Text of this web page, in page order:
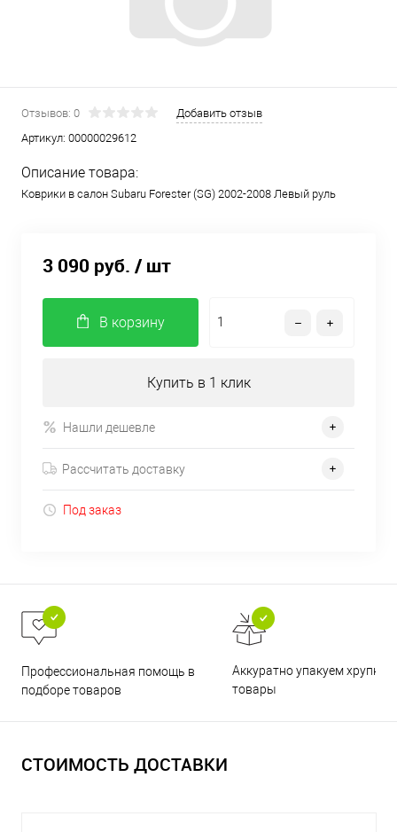
Отзывов: 0
Добавить отзыв
Артикул: 00000029612
Описание товара:
Коврики в салон Subaru Forester (SG) 2002-2008 Левый руль
3 090 руб. / шт
В корзину
Купить в 1 клик
Нашли дешевле
Рассчитать доставку
Под заказ
Профессиональная помощь в
подборе товаров
Аккуратно упакуем хрупкие
товары
СТОИМОСТЬ ДОСТАВКИ